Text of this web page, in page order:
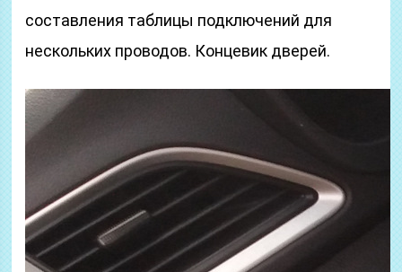
составления таблицы подключений для
нескольких проводов. Концевик дверей.